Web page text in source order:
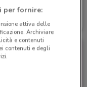
Idexe
19/05
per fornire:
attiva delle
Archiviare
e contenuti
contenuti e degli